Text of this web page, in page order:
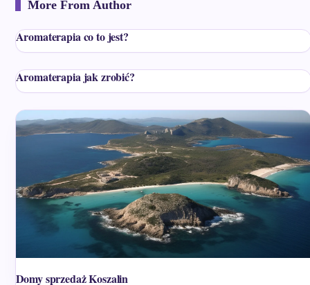
More From Author
Aromaterapia co to jest?
Aromaterapia jak zrobić?
Domy sprzedaż Koszalin